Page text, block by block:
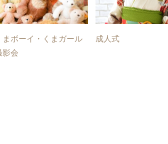
まボーイ・くまガール
影会
成人式